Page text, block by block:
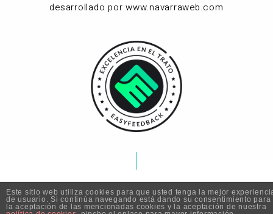
desarrollado por www.navarraweb.com
Este sitio web utiliza cookies para que usted tenga la mejor
de usuario. Si continúa navegando está dando su consentimiento para
la aceptación de las mencionadas cookies y la aceptación de nuestra